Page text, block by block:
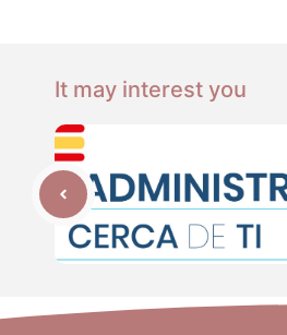
It may interest you